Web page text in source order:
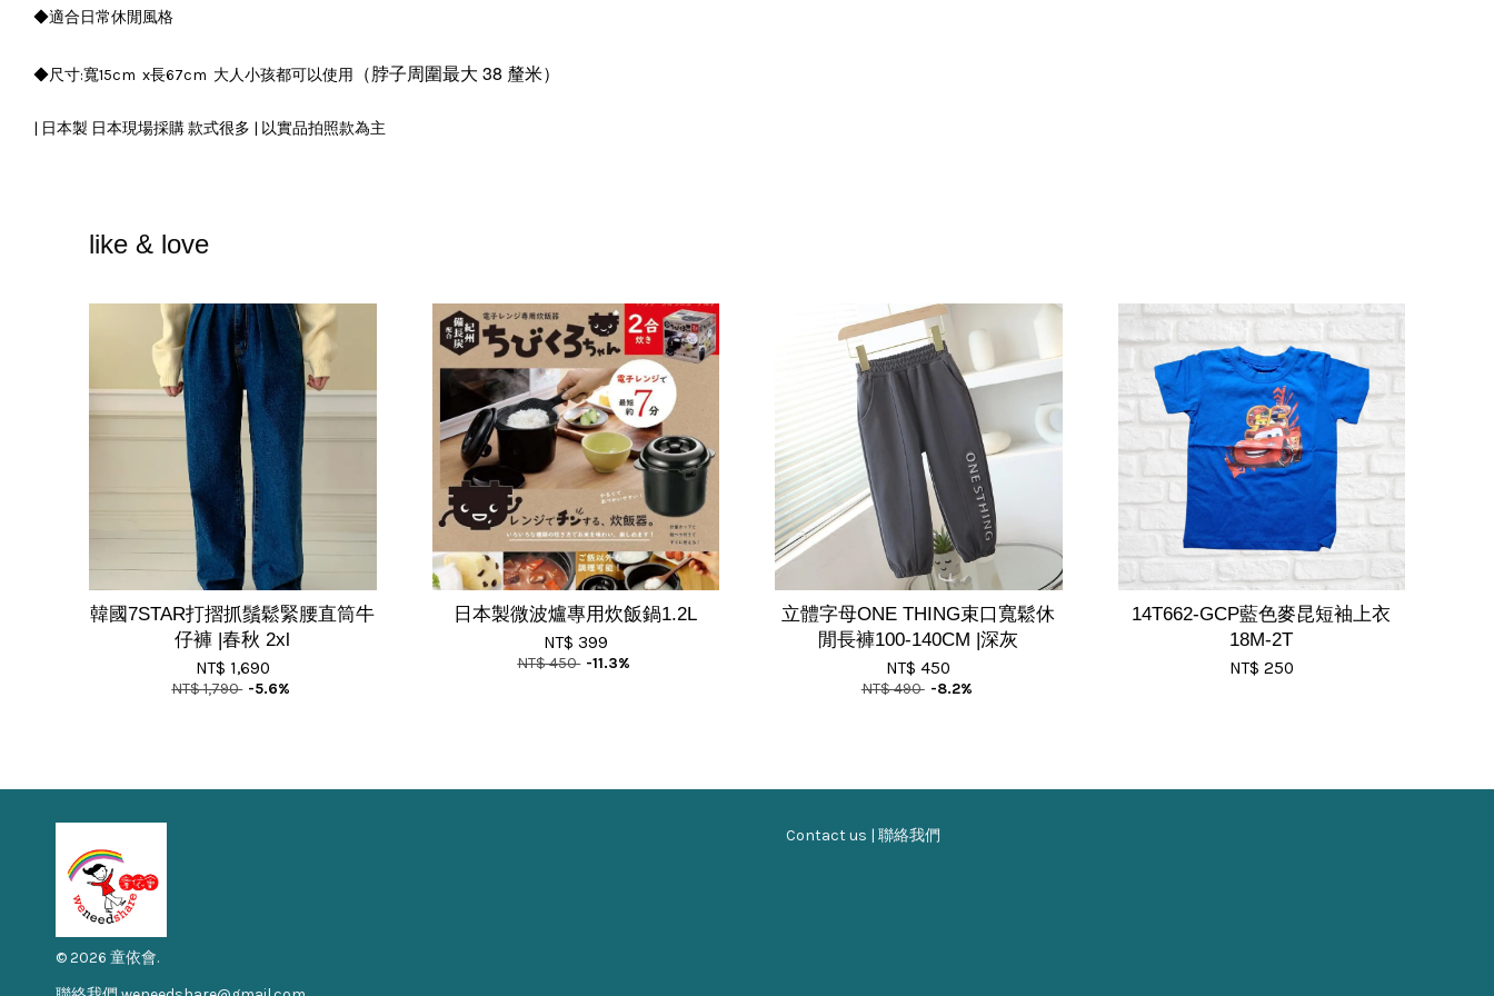
◆適合日常休閒風格
◆尺寸:寬15cm x長67cm 大人小孩都可以使用 （脖子周圍最大 38 釐米）
| 日本製 日本現場採購 款式很多 | 以實品拍照款為主
like & love
韓國7STAR打摺抓鬚鬆緊腰直筒牛
仔褲 |春秋 2xl
NT$ 1,690
NT$ 1,790 -5.6%
日本製微波爐專用炊飯鍋1.2L
NT$ 399
NT$ 450 -11.3%
立體字母ONE THING束口寬鬆休
閒長褲100-140CM |深灰
NT$ 450
NT$ 490 -8.2%
14T662-GCP藍色麥昆短袖上衣
18M-2T
NT$ 250
© 2026 童依會.
Contact us | 聯絡我們